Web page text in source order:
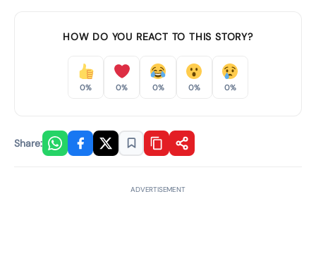
HOW DO YOU REACT TO THIS STORY?
0% 0% 0% 0% 0%
Share:
ADVERTISEMENT